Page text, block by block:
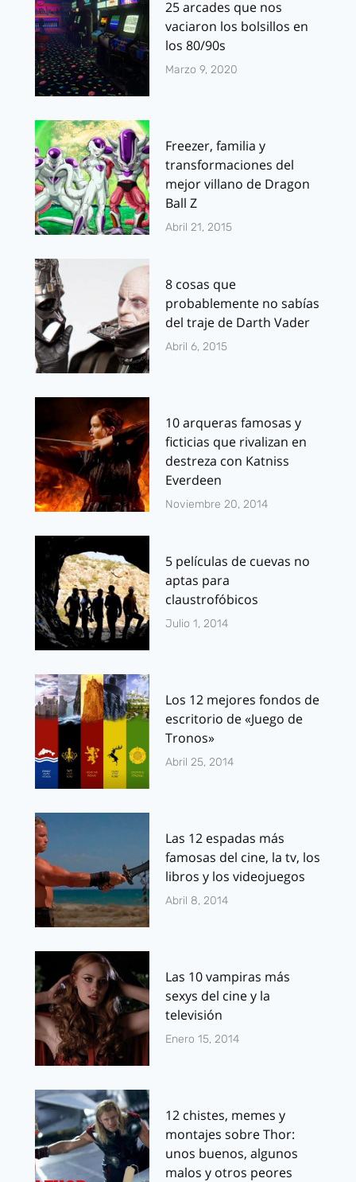
25 arcades que nos
vaciaron los bolsillos en
los 80/90s
Marzo 9, 2020
Freezer, familia y
transformaciones del
mejor villano de Dragon
Ball Z
Abril 21, 2015
8 cosas que
probablemente no sabías
del traje de Darth Vader
Abril 6, 2015
10 arqueras famosas y
ficticias que rivalizan en
destreza con Katniss
Everdeen
Noviembre 20, 2014
5 películas de cuevas no
aptas para
claustrofóbicos
Julio 1, 2014
Los 12 mejores fondos de
escritorio de «Juego de
Tronos»
Abril 25, 2014
Las 12 espadas más
famosas del cine, la tv, los
libros y los videojuegos
Abril 8, 2014
Las 10 vampiras más
sexys del cine y la
televisión
Enero 15, 2014
12 chistes, memes y
montajes sobre Thor:
unos buenos, algunos
malos y otros peores